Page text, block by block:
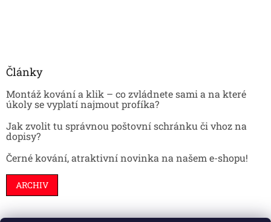
Články
Montáž kování a klik – co zvládnete sami a na které
úkoly se vyplatí najmout profíka?
Jak zvolit tu správnou poštovní schránku či vhoz na
dopisy?
Černé kování, atraktivní novinka na našem e-shopu!
ARCHIV